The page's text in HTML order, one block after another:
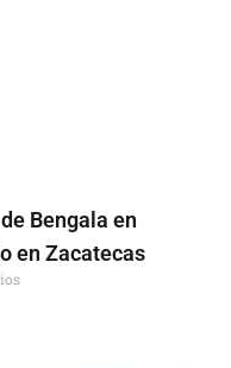
Bengala en
en Zacatecas